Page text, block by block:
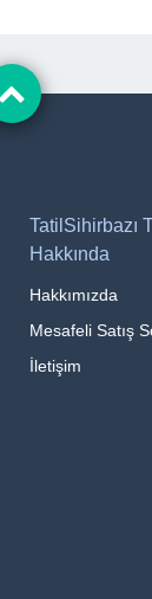
TatilSihirbazı
Hakkında
Hakkımızda
Mesafeli Satış
İletişim